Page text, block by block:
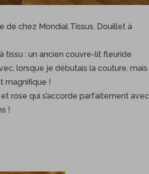
de chez Mondial Tissus. Douillet à
tissu : un ancien couvre-lit fleuride
lorsque je débutais la couture. mais
magnifique !
rose qui s’accorde parfaitement avec
!